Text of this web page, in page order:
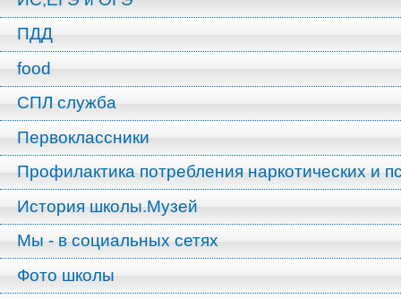
ПДД
food
СПЛ служба
Первоклассники
Профилактика потребления наркотических и
История школы.Музей
Мы - в социальных сетях
Фото школы